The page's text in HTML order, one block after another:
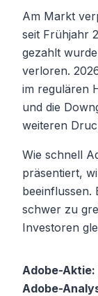
Am Markt
seit Frühjahr
gezahlt
verloren.
im regulären
und die
weiteren
Wie schnell
präsentiert,
beeinflussen.
schwer zu
Investoren
Adobe-
Adobe-